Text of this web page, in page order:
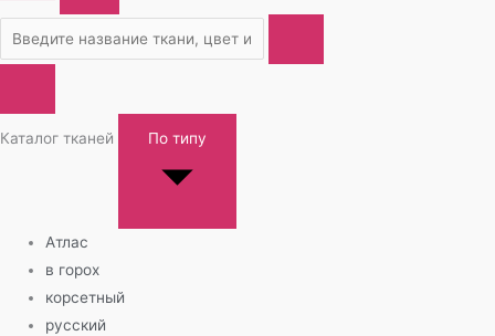
Каталог тканей По типу
Атлас
в горох
корсетный
русский